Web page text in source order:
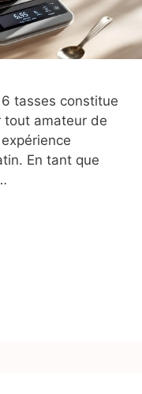
tasses constitue
tout amateur de
En tant que